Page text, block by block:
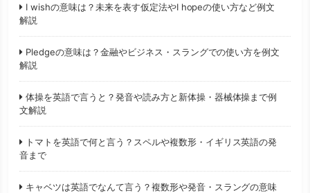
I wishの意味は？未来を表す仮定法やI hopeの使い方など例文
解説
Pledgeの意味は？金融やビジネス・スラングでの使い方を例文
解説
体操を英語で言うと？発音や読み方と新体操・器械体操まで例
文解説
トマトを英語で何と言う？スペルや複数形・イギリス英語の発
音まで
キャベツは英語でなんて言う？複数形や発音・スラングの意味